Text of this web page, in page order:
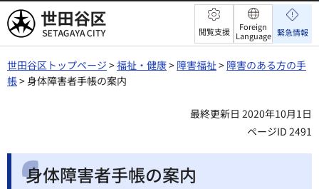
世田谷区 閲覧支援
Foreign
Language 緊急情報
世田谷区トップページ >福祉・健康> 障害福祉 > 障害のある方の手
帳> 身体障害者手帳の案内
最終更新日 2020年10月1日
ページID 2491
身体障害者手帳の案内